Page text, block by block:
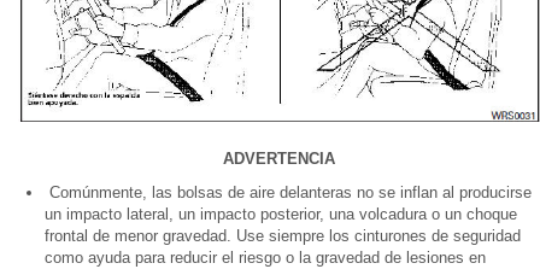
ADVERTENCIA
Comúnmente, las bolsas de aire delanteras no se inflan al producirse
un impacto lateral, un impacto posterior, una volcadura o un choque
frontal de menor gravedad. Use siempre los cinturones de seguridad
como ayuda para reducir el riesgo o la gravedad de lesiones en